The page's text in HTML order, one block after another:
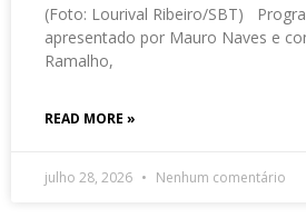
(Foto: Lourival Ribeiro/SBT)
apresentado por Mauro Naves e
Ramalho,
READ MORE »
julho 28, 2026 Nenhum comentário